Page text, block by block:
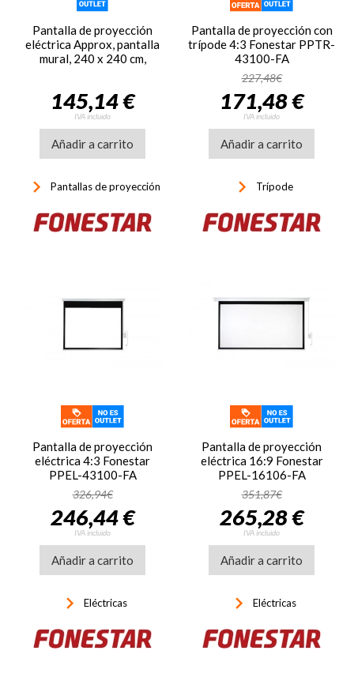
Pantalla de proyección
eléctrica Approx, pantalla
mural, 240 x 240 cm,
145,14 €
IVA incluido
Añadir a carrito
keyboard_arrow_right Pantallas de proyección
Pantalla de proyección con
trípode 4:3 Fonestar PPTR-
43100-FA
227,48€
171,48 €
IVA incluido
Añadir a carrito
keyboard_arrow_right Trípode
Pantalla de proyección
eléctrica 4:3 Fonestar
PPEL-43100-FA
326,94€
246,44 €
IVA incluido
Añadir a carrito
keyboard_arrow_right Eléctricas
Pantalla de proyección
eléctrica 16:9 Fonestar
PPEL-16106-FA
351,87€
265,28 €
IVA incluido
Añadir a carrito
keyboard_arrow_right Eléctricas